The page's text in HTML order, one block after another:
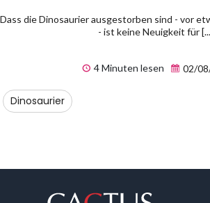
Dass die Dinosaurier ausgestorben sind - vor
- ist keine Neuigkeit für
4 Minuten lesen 02/
Dinosaurier